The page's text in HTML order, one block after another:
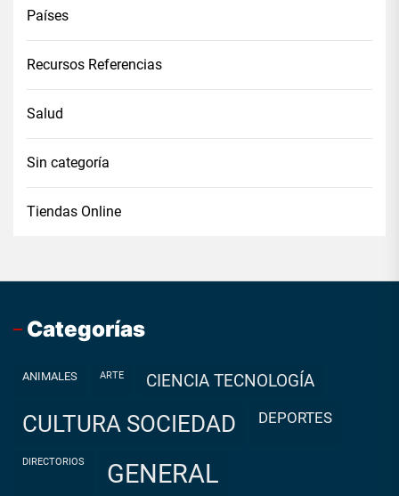
Países
Recursos Referencias
Salud
Sin categoría
Tiendas Online
Categorías
ANIMALES ARTE CIENCIA TECNOLOGÍA
CULTURA SOCIEDAD DEPORTES
DIRECTORIOS GENERAL